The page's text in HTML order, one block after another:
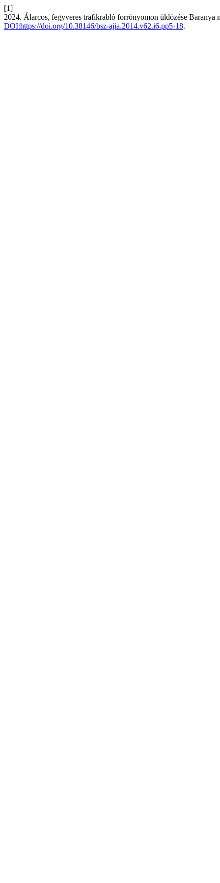
[1]
2024. Álarcos, fegyveres trafikrabló forrónyomon üldözése Baranya
DOI:https://doi.org/10.38146/bsz-ajia.2014.v62.i6.pp5-18.